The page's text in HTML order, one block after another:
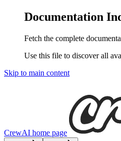
Documentation
Fetch the complete
Use this file to discover all
Skip to main content
CrewAI home page